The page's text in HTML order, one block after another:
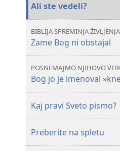
Ali ste vedeli?
BIBLIJA SPREMINJA ŽIVLJENJA
Zame Bog ni obstajal
POSNEMAJMO NJIHOVO
Bog jo je imenoval
Kaj pravi Sveto pismo?
Preberite na spletu